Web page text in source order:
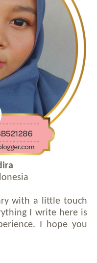
with a little touch
I write here is
I hope you